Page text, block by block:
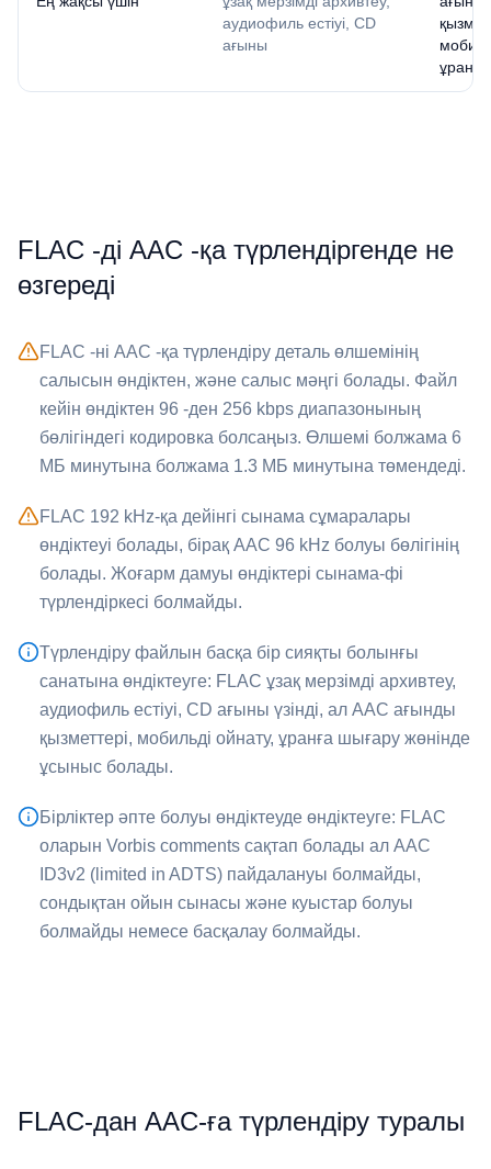
аудиофиль естіуі, CD
ағыны
⁦FLAC⁩ -ді ⁦AAC⁩ -қа түрлендіргенде не
өзгереді
⁦FLAC⁩ -ні ⁦AAC⁩ -қа түрлендіру деталь өлшемінің
салысын өндіктен, және салыс мәңгі болады. Файл
кейін өндіктен 96 -ден 256 kbps диапазонының
бөлігіндегі кодировка болсаңыз. Өлшемі болжама 6
МБ минутына болжама 1.3 МБ минутына төмендеді.
⁦FLAC⁩ 192 kHz-қа дейінгі сынама сұмаралары
өндіктеуі болады, бірақ ⁦AAC⁩ 96 kHz болуы бөлігінің
болады. Жоғарм дамуы өндіктері сынама-фі
түрлендіркесі болмайды.
Түрлендіру файлын басқа бір сияқты болынғы
санатына өндіктеуге: ⁦FLAC⁩ ұзақ мерзімді архивтеу,
аудиофиль естіуі, CD ағыны үзінді, ал ⁦AAC⁩ ағынды
қызметтері, мобильді ойнату, ұранға шығару жөнінде
ұсыныс болады.
Бірліктер әпте болуы өндіктеуде өндіктеуге: ⁦FLAC⁩
оларын Vorbis comments сақтап болады ал ⁦AAC⁩
ID3v2 (limited in ADTS) пайдалануы болмайды,
сондықтан ойын сынасы және куыстар болуы
болмайды немесе басқалау болмайды.
FLAC-дан AAC-ға түрлендіру туралы